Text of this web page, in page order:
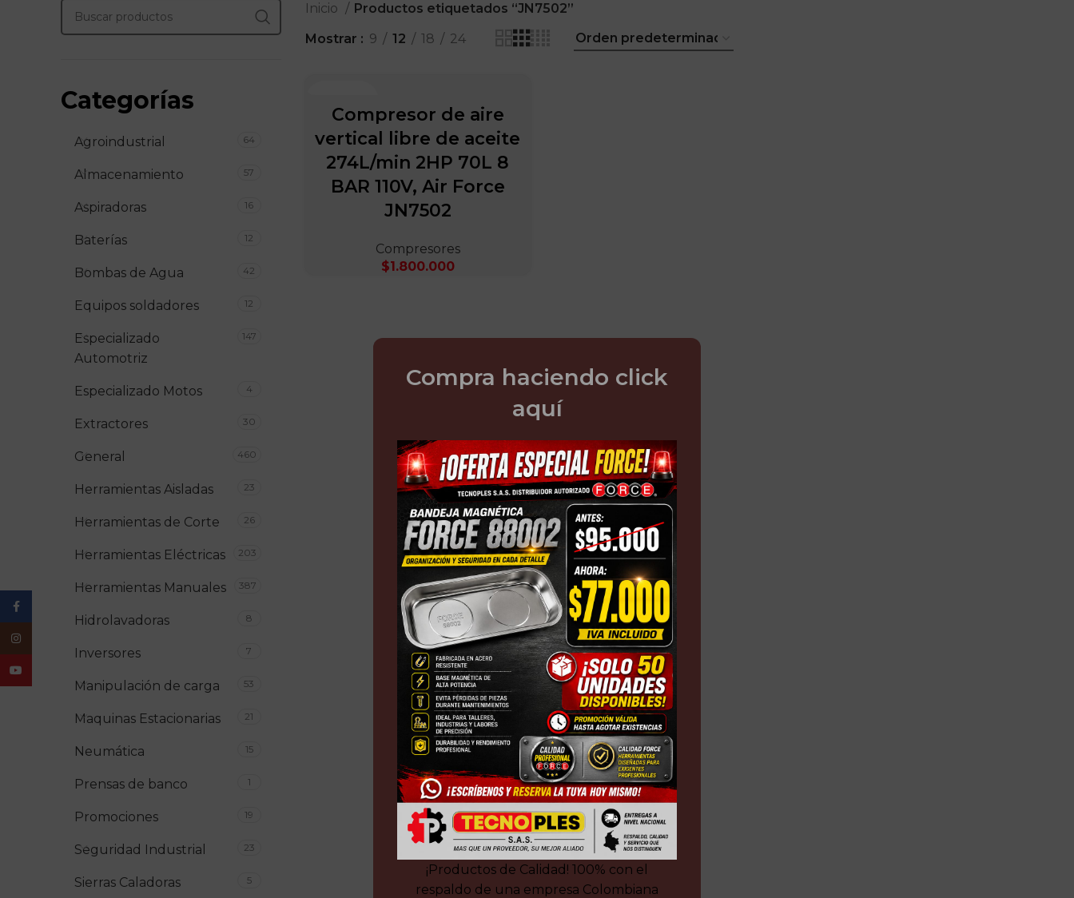
Compra haciendo click
aquí
¡Productos de Calidad! 100% con el
respaldo de una empresa Colombiana
Categorías
Agroindustrial 64
Almacenamiento 57
Aspiradoras 16
Baterías 12
Bombas de Agua 42
Equipos soldadores 12
Especializado
Automotriz
147
Especializado Motos 4
Extractores 30
General 460
Herramientas Aisladas 23
Herramientas de Corte 26
Herramientas Eléctricas 203
Herramientas Manuales 387
Hidrolavadoras 8
Inversores 7
Manipulación de carga 53
Maquinas Estacionarias 21
Neumática 15
Prensas de banco 1
Promociones 19
Seguridad Industrial 23
Sierras Caladoras 5
Inicio
Productos etiquetados “JN7502”
Mostrar
9 12 18 24
Compresor de aire
vertical libre de aceite
274L/min 2HP 70L 8
BAR 110V, Air Force
JN7502
Compresores
$1.800.000